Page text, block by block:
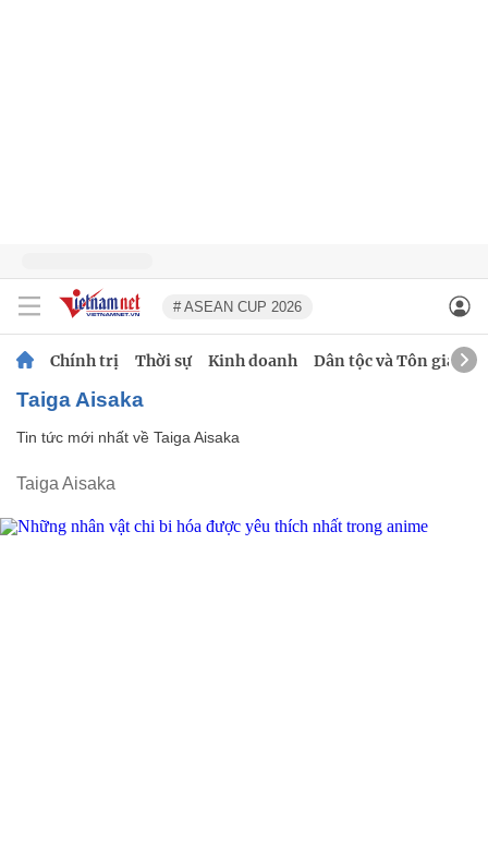
# ASEAN CUP 2026
Chính trị Thời sự Kinh doanh Dân tộc và Tôn giáo
Taiga Aisaka
Tin tức mới nhất về Taiga Aisaka
Taiga Aisaka